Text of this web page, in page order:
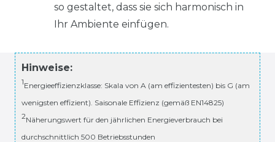
so gestaltet, dass sie sich harmonisch in
Ihr Ambiente einfügen.
Hinweise:
1Energieeffizienzklasse: Skala von A (am effizientesten) bis G (am
wenigsten effizient). Saisonale Effizienz (gemäß EN14825)
2Näherungswert für den jährlichen Energieverbrauch bei
durchschnittlich 500 Betriebsstunden